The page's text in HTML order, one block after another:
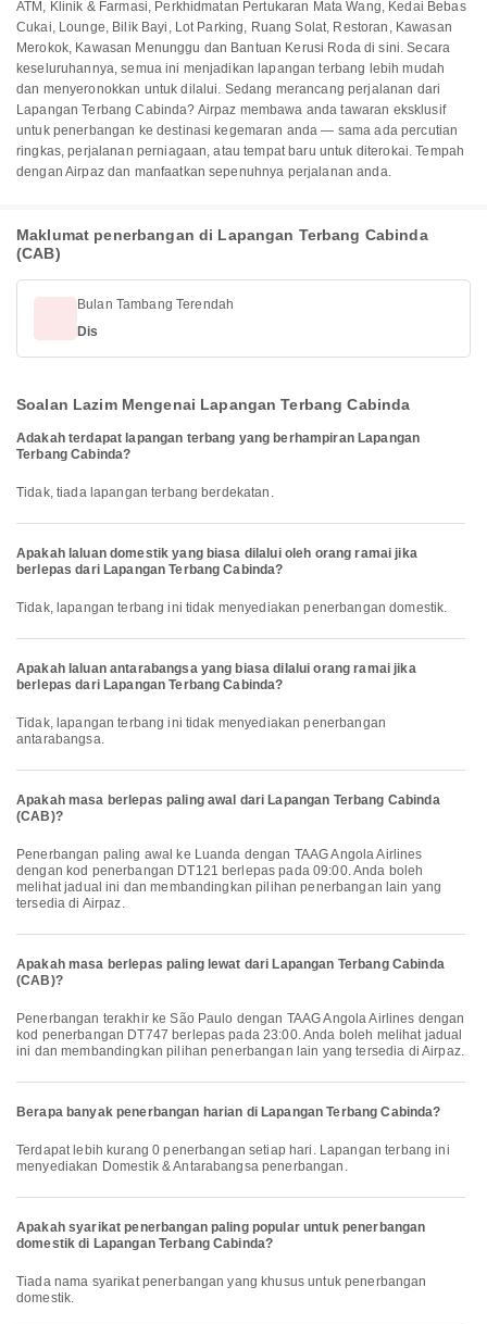
ATM, Klinik & Farmasi, Perkhidmatan Pertukaran Mata Wang, Kedai Bebas
Cukai, Lounge, Bilik Bayi, Lot Parking, Ruang Solat, Restoran, Kawasan
Merokok, Kawasan Menunggu dan Bantuan Kerusi Roda di sini. Secara
keseluruhannya, semua ini menjadikan lapangan terbang lebih mudah
dan menyeronokkan untuk dilalui. Sedang merancang perjalanan dari
Lapangan Terbang Cabinda? Airpaz membawa anda tawaran eksklusif
untuk penerbangan ke destinasi kegemaran anda — sama ada percutian
ringkas, perjalanan perniagaan, atau tempat baru untuk diterokai. Tempah
dengan Airpaz dan manfaatkan sepenuhnya perjalanan anda.
Maklumat penerbangan di Lapangan Terbang Cabinda
(CAB)
Bulan Tambang Terendah
Dis
Soalan Lazim Mengenai Lapangan Terbang Cabinda
Adakah terdapat lapangan terbang yang berhampiran Lapangan
Terbang Cabinda?
Tidak, tiada lapangan terbang berdekatan.
Apakah laluan domestik yang biasa dilalui oleh orang ramai jika
berlepas dari Lapangan Terbang Cabinda?
Tidak, lapangan terbang ini tidak menyediakan penerbangan domestik.
Apakah laluan antarabangsa yang biasa dilalui orang ramai jika
berlepas dari Lapangan Terbang Cabinda?
Tidak, lapangan terbang ini tidak menyediakan penerbangan
antarabangsa.
Apakah masa berlepas paling awal dari Lapangan Terbang Cabinda
(CAB)?
Penerbangan paling awal ke Luanda dengan TAAG Angola Airlines
dengan kod penerbangan DT121 berlepas pada 09:00. Anda boleh
melihat jadual ini dan membandingkan pilihan penerbangan lain yang
tersedia di Airpaz.
Apakah masa berlepas paling lewat dari Lapangan Terbang Cabinda
(CAB)?
Penerbangan terakhir ke São Paulo dengan TAAG Angola Airlines dengan
kod penerbangan DT747 berlepas pada 23:00. Anda boleh melihat jadual
ini dan membandingkan pilihan penerbangan lain yang tersedia di Airpaz.
Berapa banyak penerbangan harian di Lapangan Terbang Cabinda?
Terdapat lebih kurang 0 penerbangan setiap hari. Lapangan terbang ini
menyediakan Domestik & Antarabangsa penerbangan.
Apakah syarikat penerbangan paling popular untuk penerbangan
domestik di Lapangan Terbang Cabinda?
Tiada nama syarikat penerbangan yang khusus untuk penerbangan
domestik.